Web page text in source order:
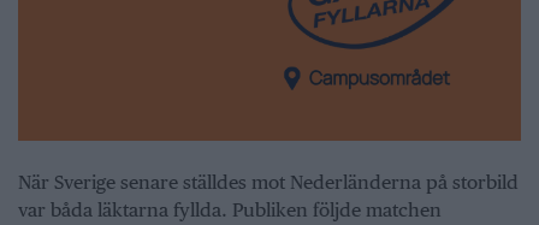
När Sverige senare ställdes mot Nederländerna på storbild
var båda läktarna fyllda. Publiken följde matchen